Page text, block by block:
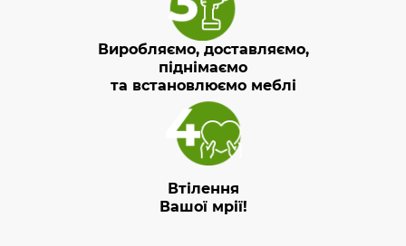
Виробляємо, доставляємо,
піднімаємо
та встановлюємо меблі
Втілення
Вашої мрії!